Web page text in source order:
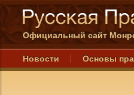
Официальный сайт
Новости Основы